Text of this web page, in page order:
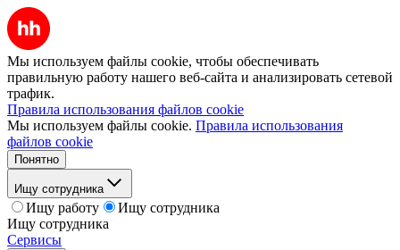
Мы используем файлы cookie, чтобы обеспечивать
правильную работу нашего веб-сайта и анализировать сетевой
трафик.
Правила использования файлов cookie
Мы используем файлы cookie. Правила использования
файлов cookie
Понятно
Ищу сотрудника
Ищу работу
Ищу сотрудника
Ищу сотрудника
Сервисы